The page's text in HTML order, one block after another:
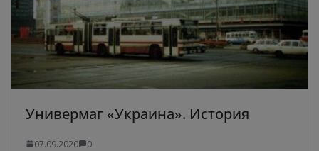
Универмаг «Украина». История
07.09.2020 0